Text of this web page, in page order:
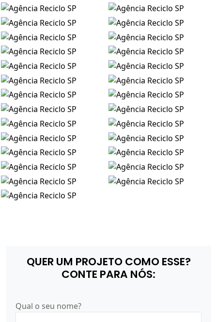
QUER UM PROJETO COMO ESSE?
CONTE PARA NÓS:
Qual o seu nome?